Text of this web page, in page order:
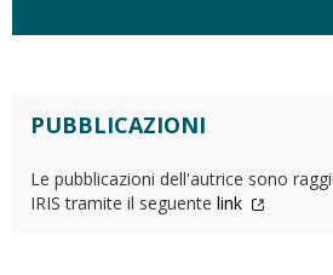
PUBBLICAZIONI
Le pubblicazioni dell'autrice sono
IRIS tramite il seguente link